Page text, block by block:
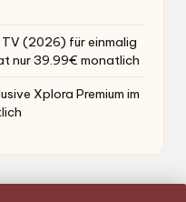
TV (2026) für einmalig
nur 39.99€ monatlich
Xplora Premium im